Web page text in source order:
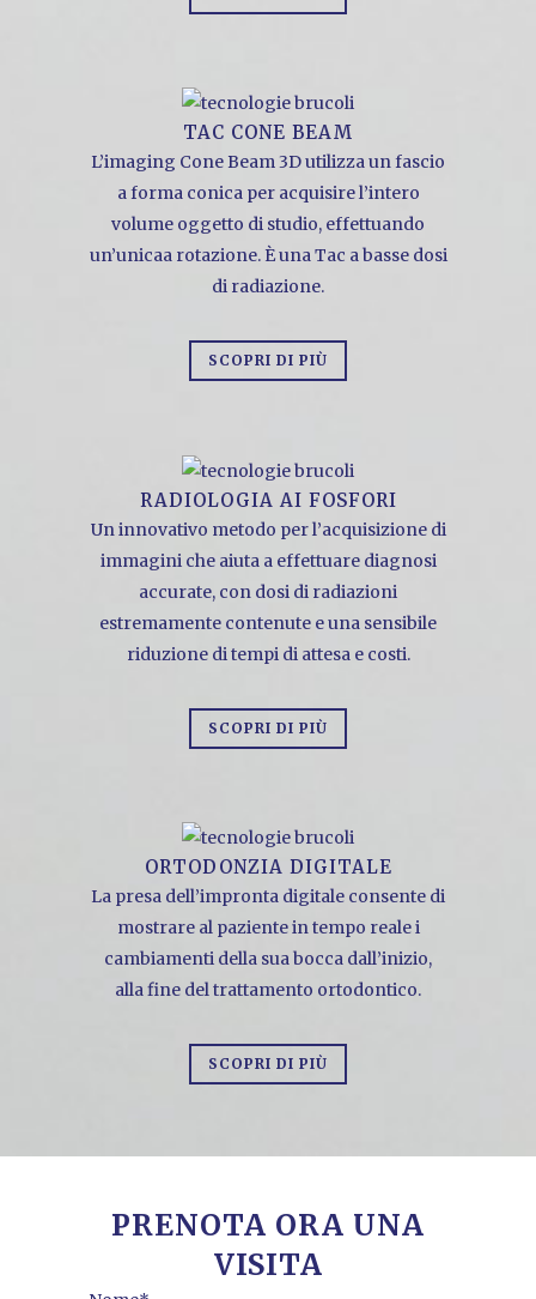
TAC CONE BEAM
L’imaging Cone Beam 3D utilizza un fascio
a forma conica per acquisire l’intero
volume oggetto di studio, effettuando
un’unicaa rotazione. È una Tac a basse dosi
di radiazione.
SCOPRI DI PIÙ
RADIOLOGIA AI FOSFORI
Un innovativo metodo per l’acquisizione di
immagini che aiuta a effettuare diagnosi
accurate, con dosi di radiazioni
estremamente contenute e una sensibile
riduzione di tempi di attesa e costi.
SCOPRI DI PIÙ
ORTODONZIA DIGITALE
La presa dell’impronta digitale consente di
mostrare al paziente in tempo reale i
cambiamenti della sua bocca dall’inizio,
alla fine del trattamento ortodontico.
SCOPRI DI PIÙ
PRENOTA ORA UNA
VISITA